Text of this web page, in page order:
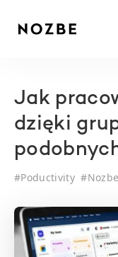
Jak
dzięki
#Poductivity#Nozbe